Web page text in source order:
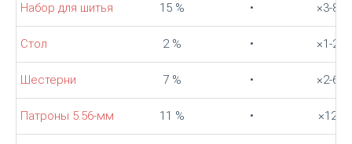
Набор для шитья 15 % • ×3-8
Стол 2 % • ×1-2
Шестерни 7 % • ×2-6
Патроны 5.56-мм 11 % • ×12